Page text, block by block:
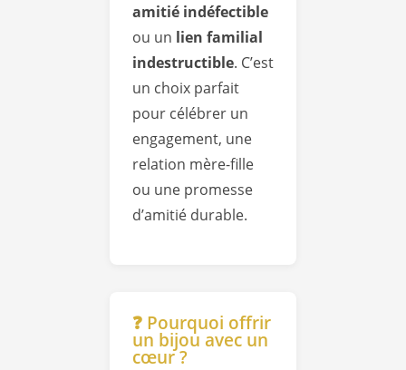
amitié indéfectible
ou un lien familial
indestructible. C’est
un choix parfait
pour célébrer un
engagement, une
relation mère-fille
ou une promesse
d’amitié durable.
❓ Pourquoi offrir
un bijou avec un
cœur ?